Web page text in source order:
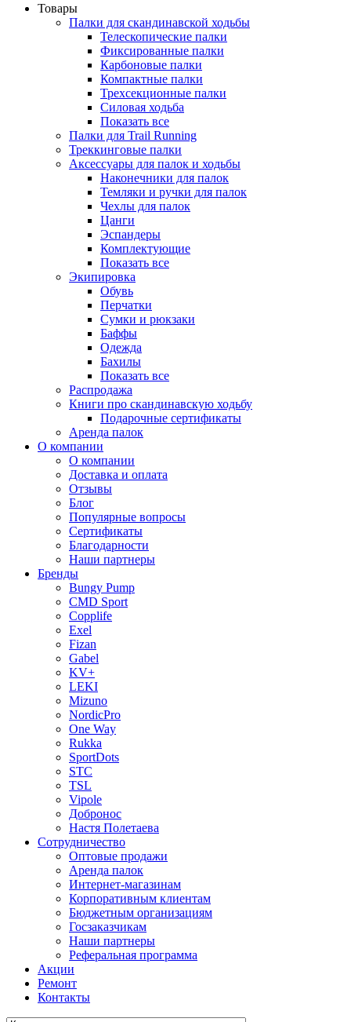
Товары
Палки для скандинавской ходьбы
Телескопические палки
Фиксированные палки
Карбоновые палки
Компактные палки
Трехсекционные палки
Силовая ходьба
Показать все
Палки для Trail Running
Треккинговые палки
Аксессуары для палок и ходьбы
Наконечники для палок
Темляки и ручки для палок
Чехлы для палок
Цанги
Эспандеры
Комплектующие
Показать все
Экипировка
Обувь
Перчатки
Сумки и рюкзаки
Баффы
Одежда
Бахилы
Показать все
Распродажа
Книги про скандинавскую ходьбу
Подарочные сертификаты
Аренда палок
О компании
О компании
Доставка и оплата
Отзывы
Блог
Популярные вопросы
Сертификаты
Благодарности
Наши партнеры
Бренды
Bungy Pump
CMD Sport
Copplife
Exel
Fizan
Gabel
KV+
LEKI
Mizuno
NordicPro
One Way
Rukka
SportDots
STC
TSL
Vipole
Добронос
Настя Полетаева
Сотрудничество
Оптовые продажи
Аренда палок
Интернет-магазинам
Корпоративным клиентам
Бюджетным организациям
Госзаказчикам
Наши партнеры
Реферальная программа
Акции
Ремонт
Контакты